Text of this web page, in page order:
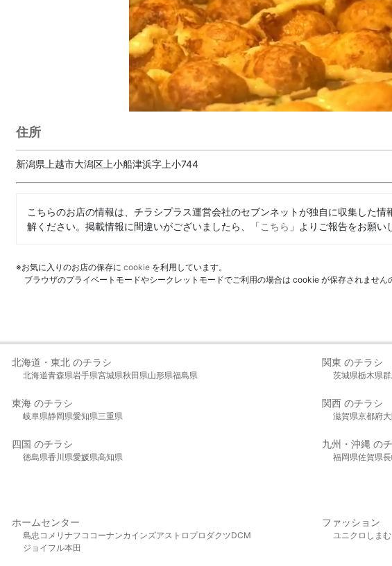
住所
新潟県上越市大潟区上小船津浜字上小744
こちらのお店の情報は、チラシプラス運営会社のセブンネットが独自に収集した
解ください。掲載情報に間違いがございましたら、「こちら 」よりご報告をお願い
※お気に入りのお店の保存に cookie を利用しています。
ブラウザのプライベートモードやシークレットモードでご利用の場合は cookie が保存されません
北海道・東北 のチラシ
北海道青森県岩手県宮城県秋田県山形県福島県
関東 のチラシ
茨城県栃木県
東海 のチラシ
岐阜県静岡県愛知県三重県
関西 のチラシ
滋賀県京都府
四国 のチラシ
徳島県香川県愛媛県高知県
九州・沖縄 の
福岡県佐賀県
ホームセンター
島忠 コメリ ナフコ コーナンカインズアストロプロダクツDCM
ジョイフル本田
ファッション
ユニクロ しま